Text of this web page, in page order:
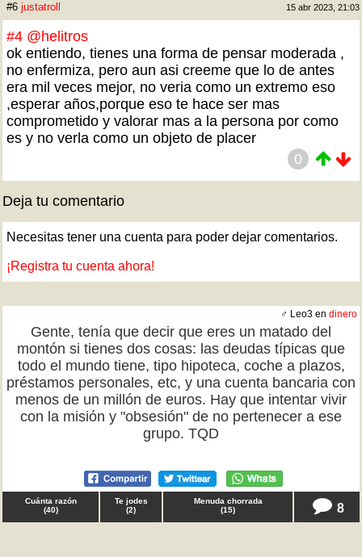
#6 justatroll 15 abr 2023, 21:03
#4 @helitros
ok entiendo, tienes una forma de pensar moderada ,
no enfermiza, pero aun asi creeme que lo de antes
era mil veces mejor, no veria como un extremo eso
,esperar años,porque eso te hace ser mas
comprometido y valorar mas a la persona por como
es y no verla como un objeto de placer
0
Deja tu comentario
Necesitas tener una cuenta para poder dejar comentarios.
¡Registra tu cuenta ahora!
♂ Leo3 en dinero
Gente, tenía que decir que eres un matado del
montón si tienes dos cosas: las deudas típicas que
todo el mundo tiene, tipo hipoteca, coche a plazos,
préstamos personales, etc, y una cuenta bancaria con
menos de un millón de euros. Hay que intentar vivir
con la misión y "obsesión" de no pertenecer a ese
grupo. TQD
Cuánta razón
(40)
Te jodes
(2)
Menuda chorrada
(15) 8